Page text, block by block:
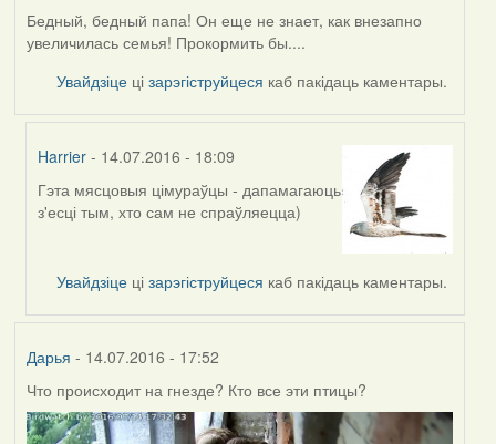
Бедный, бедный папа! Он еще не знает, как внезапно
увеличилась семья! Прокормить бы....
Увайдзіце цізарэгіструйцеся каб пакідаць каментары.
Harrier - 14.07.2016 - 18:09
In
reply
Жанна
(госць)
Гэта мясцовыя цімураўцы - дапамагаюць
з'есці тым, хто сам не спраўляецца)
Увайдзіце цізарэгіструйцеся каб пакідаць каментары.
Дарья - 14.07.2016 - 17:52
Что происходит на гнезде? Кто все эти птицы?